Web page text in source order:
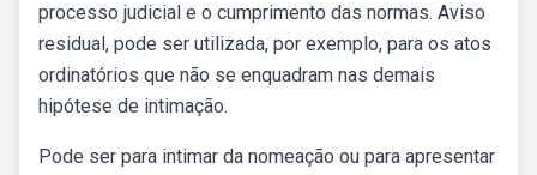
processo judicial e o cumprimento das normas. Aviso
residual, pode ser utilizada, por exemplo, para os atos
ordinatórios que não se enquadram nas demais
hipótese de intimação.
Pode ser para intimar da nomeação ou para apresentar